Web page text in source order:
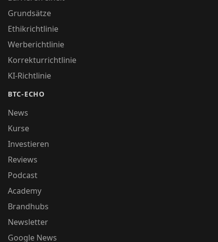
Grundsätze
Ethikrichtlinie
Werberichtlinie
Korrekturrichtlinie
KI-Richtlinie
BTC-ECHO
News
Kurse
Investieren
Reviews
Podcast
Academy
Brandhubs
Newsletter
Google News